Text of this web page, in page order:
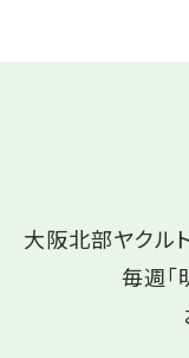
大阪北部ヤクル
毎週「